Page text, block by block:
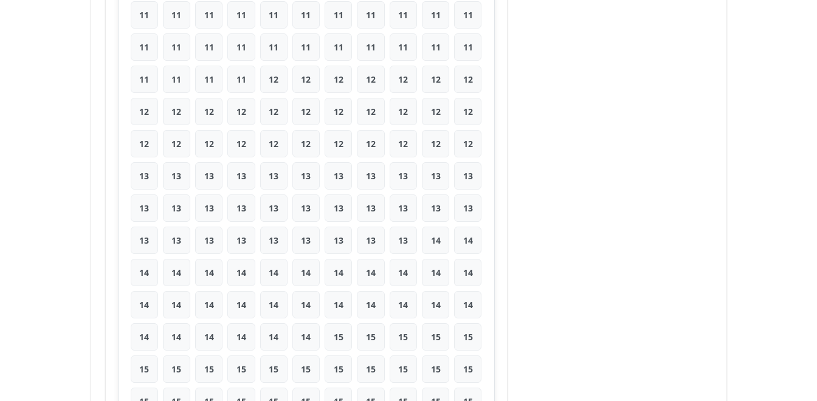
11 11 11 11 11 11 11 11 11 11 11
11 11 11 11 11 11 11 11 11 11 11
11 11 11 11 12 12 12 12 12 12 12
12 12 12 12 12 12 12 12 12 12 12
12 12 12 12 12 12 12 12 12 12 12
13 13 13 13 13 13 13 13 13 13 13
13 13 13 13 13 13 13 13 13 13 13
13 13 13 13 13 13 13 13 13 14 14
14 14 14 14 14 14 14 14 14 14 14
14 14 14 14 14 14 14 14 14 14 14
14 14 14 14 14 14 15 15 15 15 15
15 15 15 15 15 15 15 15 15 15 15